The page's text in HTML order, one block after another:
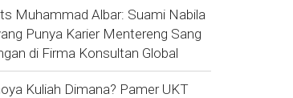
Muhammad Albar: Suami Nabila
Punya Karier Mentereng Sang
di Firma Konsultan Global
Kuliah Dimana? Pamer UKT